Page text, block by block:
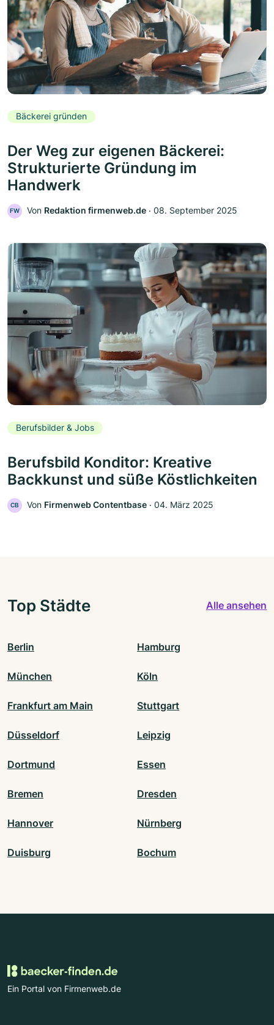
Bäckerei gründen
Der Weg zur eigenen Bäckerei:
Strukturierte Gründung im
Handwerk
FW Von Redaktion firmenweb.de ‧ 08. September 2025
Berufsbilder & Jobs
Berufsbild Konditor: Kreative
Backkunst und süße Köstlichkeiten
CB Von Firmenweb Contentbase ‧ 04. März 2025
Top Städte Alle ansehen
Berlin Hamburg
München Köln
Frankfurt am Main Stuttgart
Düsseldorf Leipzig
Dortmund Essen
Bremen Dresden
Hannover Nürnberg
Duisburg Bochum
Ein Portal von Firmenweb.de